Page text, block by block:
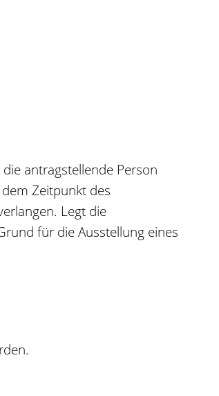
antragstellende Person
Zeitpunkt des
Legt die
für die Ausstellung eines